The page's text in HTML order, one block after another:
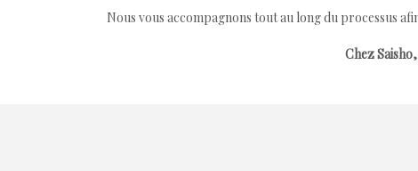
Nous vous accompagnons tout au long du processus
Chez